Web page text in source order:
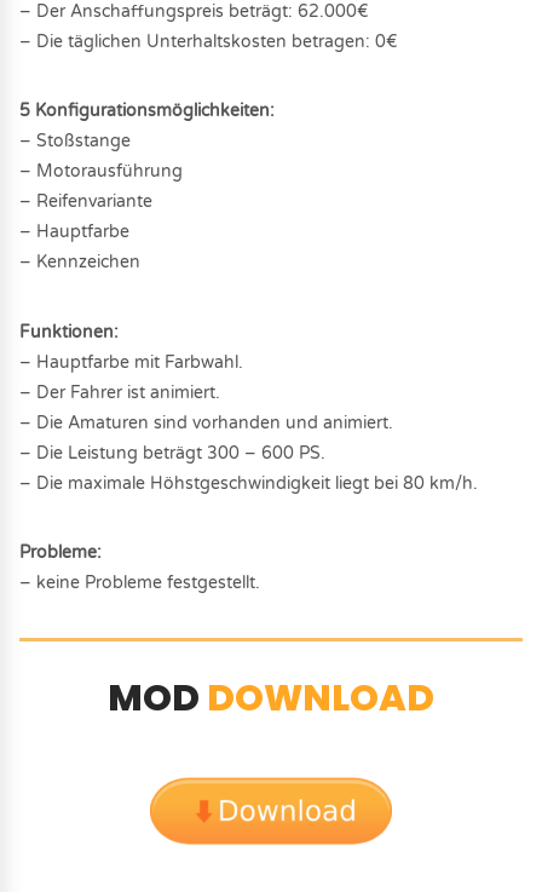
– Der Anschaffungspreis beträgt: 62.000€
– Die täglichen Unterhaltskosten betragen: 0€
5 Konfigurationsmöglichkeiten:
– Stoßstange
– Motorausführung
– Reifenvariante
– Hauptfarbe
– Kennzeichen
Funktionen:
– Hauptfarbe mit Farbwahl.
– Der Fahrer ist animiert.
– Die Amaturen sind vorhanden und animiert.
– Die Leistung beträgt 300 – 600 PS.
– Die maximale Höhstgeschwindigkeit liegt bei 80 km/h.
Probleme:
– keine Probleme festgestellt.
MOD DOWNLOAD